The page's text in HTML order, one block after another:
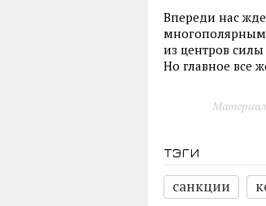
Впереди нас
многополярным
из центров
Но главное все
тэги
санкции